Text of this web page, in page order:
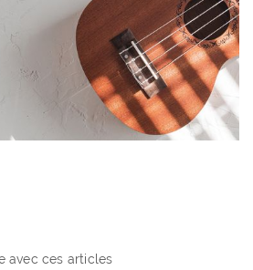
avec ces articles